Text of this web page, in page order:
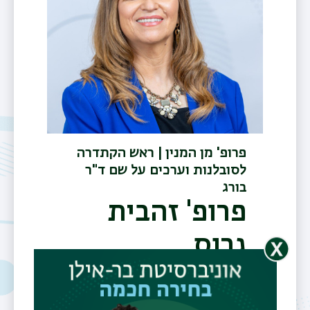
פרופ' מן המנין | ראש הקתדרה
לסובלנות וערכים על שם ד"ר
בורג
פרופ' זהבית
גרוס
טלפון